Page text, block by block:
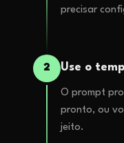
precisar
2 Use o
O prompt
pronto, ou
jeito.